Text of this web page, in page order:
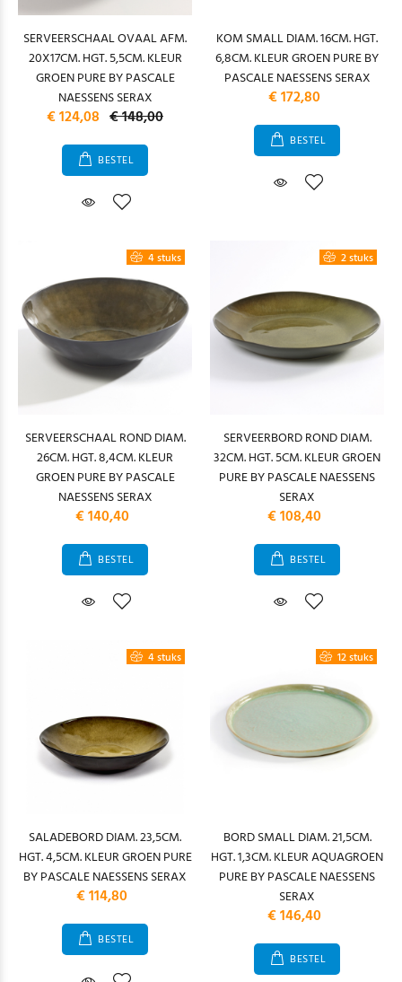
SERVEERSCHAAL OVAAL AFM.
20X17CM. HGT. 5,5CM. KLEUR
GROEN PURE BY PASCALE
NAESSENS SERAX
€ 124,08 € 148,00
BESTEL
KOM SMALL DIAM. 16CM. HGT.
6,8CM. KLEUR GROEN PURE BY
PASCALE NAESSENS SERAX
€ 172,80
BESTEL
4 stuks
SERVEERSCHAAL ROND DIAM.
26CM. HGT. 8,4CM. KLEUR
GROEN PURE BY PASCALE
NAESSENS SERAX
€ 140,40
BESTEL
2 stuks
SERVEERBORD ROND DIAM.
32CM. HGT. 5CM. KLEUR GROEN
PURE BY PASCALE NAESSENS
SERAX
€ 108,40
BESTEL
4 stuks
SALADEBORD DIAM. 23,5CM.
HGT. 4,5CM. KLEUR GROEN PURE
BY PASCALE NAESSENS SERAX
€ 114,80
BESTEL
12 stuks
BORD SMALL DIAM. 21,5CM.
HGT. 1,3CM. KLEUR AQUAGROEN
PURE BY PASCALE NAESSENS
SERAX
€ 146,40
BESTEL